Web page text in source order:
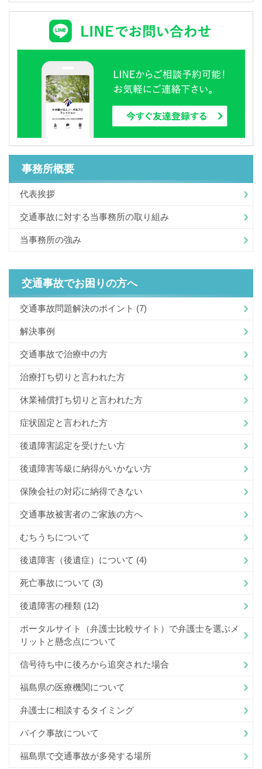
事務所概要
代表挨拶
交通事故に対する当事務所の取り組み
当事務所の強み
交通事故でお困りの方へ
交通事故問題解決のポイント (7)
解決事例
交通事故で治療中の方
治療打ち切りと言われた方
休業補償打ち切りと言われた方
症状固定と言われた方
後遺障害認定を受けたい方
後遺障害等級に納得がいかない方
保険会社の対応に納得できない
交通事故被害者のご家族の方へ
むちうちについて
後遺障害（後遺症）について (4)
死亡事故について (3)
後遺障害の種類 (12)
ポータルサイト（弁護士比較サイト）で弁護士を選ぶメ
リットと懸念点について
信号待ち中に後ろから追突された場合
福島県の医療機関について
弁護士に相談するタイミング
バイク事故について
福島県で交通事故が多発する場所